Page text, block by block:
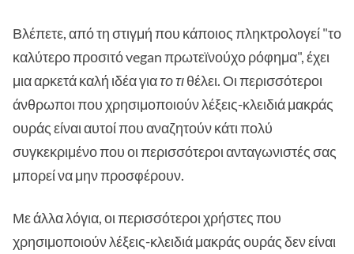
Βλέπετε, από τη στιγμή που κάποιος πληκτρολογεί "το
καλύτερο προσιτό vegan πρωτεϊνούχο ρόφημα", έχει
μια αρκετά καλή ιδέα γιατο τιθέλει. Οι περισσότεροι
άνθρωποι που χρησιμοποιούν λέξεις-κλειδιά μακράς
ουράς είναι αυτοί που αναζητούν κάτι πολύ
συγκεκριμένο που οι περισσότεροι ανταγωνιστές σας
μπορεί να μην προσφέρουν.
Με άλλα λόγια, οι περισσότεροι χρήστες που
χρησιμοποιούν λέξεις-κλειδιά μακράς ουράς δεν είναι